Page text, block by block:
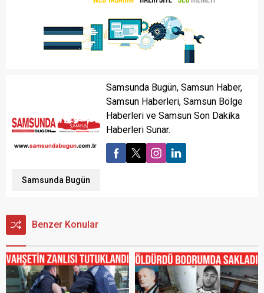
Samsunda Bugün
Samsunda Bugün, Samsun Haber,
Samsun Haberleri, Samsun Bölge
Haberleri ve Samsun Son Dakika
Haberleri Sunar.
Benzer Konular